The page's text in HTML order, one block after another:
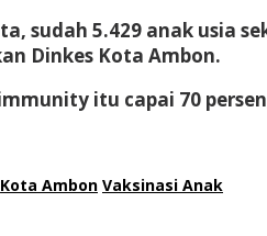
sudah 5.429 anak usia
Dinkes Kota Ambon.
itu capai 70
Kota Ambon Vaksinasi Anak